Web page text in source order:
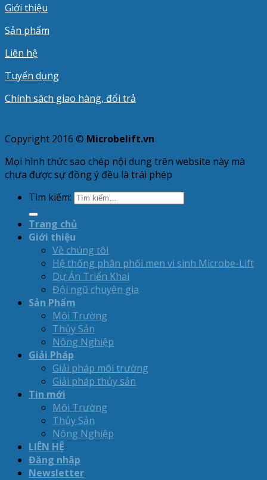
Giới thiệu
Sản phẩm
Liên hệ
Tuyển dụng
Chính sách giao hàng, đổi trả
Copyright 2016 © Microbelift.vn
Mọi hình thức sao chép nội dung trên website này mà
chưa được sự đồng ý đều là trái phép
Tìm kiếm:
Trang chủ
Giới thiệu
Về chúng tôi
Hệ thống phân phối men vi sinh Microbe-Lift
Dự Án Triển Khai
Đội ngũ chuyên gia
Sản Phẩm
Môi Trường
Thủy Sản
Nông Nghiệp
Giải Pháp
Giải pháp môi trường
Giải pháp thủy sản
Tin mới
Môi Trường
Thủy Sản
Nông Nghiệp
LIÊN HỆ
Đăng nhập
Newsletter